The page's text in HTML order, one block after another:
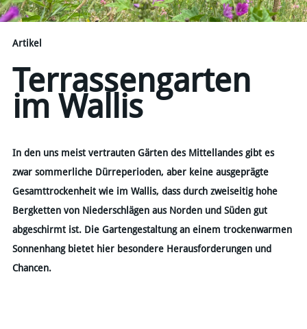
DOWNLOADS
KONTAKT
Artikel
Terrassengarten
im Wallis
In den uns meist vertrauten Gärten des Mittellandes gibt es
zwar sommerliche Dürreperioden, aber keine ausgeprägte
Gesamttrockenheit wie im Wallis, dass durch zweiseitig hohe
Bergketten von Niederschlägen aus Norden und Süden gut
abgeschirmt ist. Die Gartengestaltung an einem trockenwarmen
Sonnenhang bietet hier besondere Herausforderungen und
Chancen.